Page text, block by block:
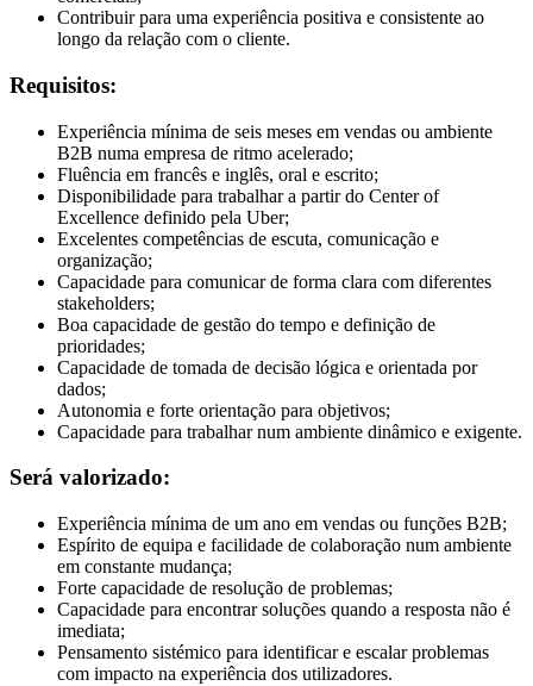
Contribuir para uma experiência positiva e consistente ao
longo da relação com o cliente.
Requisitos:
Experiência mínima de seis meses em vendas ou ambiente
B2B numa empresa de ritmo acelerado;
Fluência em francês e inglês, oral e escrito;
Disponibilidade para trabalhar a partir do Center of
Excellence definido pela Uber;
Excelentes competências de escuta, comunicação e
organização;
Capacidade para comunicar de forma clara com diferentes
stakeholders;
Boa capacidade de gestão do tempo e definição de
prioridades;
Capacidade de tomada de decisão lógica e orientada por
dados;
Autonomia e forte orientação para objetivos;
Capacidade para trabalhar num ambiente dinâmico e exigente.
Será valorizado:
Experiência mínima de um ano em vendas ou funções B2B;
Espírito de equipa e facilidade de colaboração num ambiente
em constante mudança;
Forte capacidade de resolução de problemas;
Capacidade para encontrar soluções quando a resposta não é
imediata;
Pensamento sistémico para identificar e escalar problemas
com impacto na experiência dos utilizadores.